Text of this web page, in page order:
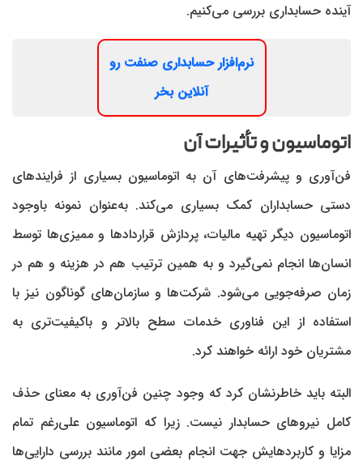
آینده حسابداری بررسی می‌کنیم.
نرم‌افزار حسابداری صنفت رو
آنلاین بخر
اتوماسیون و تأثیرات آن
فن‌آوری و پیشرفت‌های آن به اتوماسیون بسیاری از فرایندهای
دستی حسابداران کمک بسیاری می‌کند. به‌عنوان نمونه باوجود
اتوماسیون دیگر تهیه مالیات، پردازش قراردادها و ممیزی‌ها توسط
انسان‌ها انجام نمی‌گیرد و به همین ترتیب هم در هزینه و هم در
زمان صرفه‌جویی می‌شود. شرکت‌ها و سازمان‌های گوناگون نیز با
استفاده از این فناوری خدمات سطح بالاتر و باکیفیت‌تری به
مشتریان خود ارائه خواهند کرد.
البته باید خاطرنشان کرد که وجود چنین فن‌آوری به معنای حذف
کامل نیروهای حسابدار نیست. زیرا که اتوماسیون علی‌رغم تمام
مزایا و کاربردهایش جهت انجام بعضی امور مانند بررسی دارایی‌ها